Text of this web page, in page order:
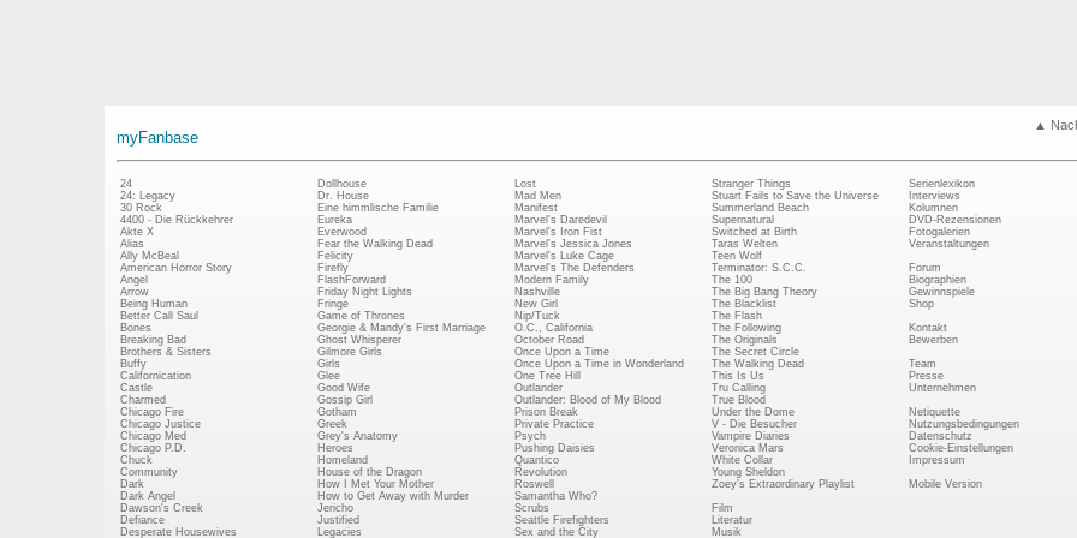
▲
myFanbase
24
24: Legacy
30 Rock
4400 - Die Rückkehrer
Akte X
Alias
Ally McBeal
American Horror Story
Angel
Arrow
Being Human
Better Call Saul
Bones
Breaking Bad
Brothers & Sisters
Buffy
Californication
Castle
Charmed
Chicago Fire
Chicago Justice
Chicago Med
Chicago P.D.
Chuck
Community
Dark
Dark Angel
Dawson's Creek
Defiance
Desperate Housewives
Dollhouse
Dr. House
Eine himmlische Familie
Eureka
Everwood
Fear the Walking Dead
Felicity
Firefly
FlashForward
Friday Night Lights
Fringe
Game of Thrones
Georgie & Mandy's First Marriage
Ghost Whisperer
Gilmore Girls
Girls
Glee
Good Wife
Gossip Girl
Gotham
Greek
Grey's Anatomy
Heroes
Homeland
House of the Dragon
How I Met Your Mother
How to Get Away with Murder
Jericho
Justified
Legacies
Lost
Mad Men
Manifest
Marvel's Daredevil
Marvel's Iron Fist
Marvel's Jessica Jones
Marvel's Luke Cage
Marvel's The Defenders
Modern Family
Nashville
New Girl
Nip/Tuck
O.C., California
October Road
Once Upon a Time
Once Upon a Time in Wonderland
One Tree Hill
Outlander
Outlander: Blood of My Blood
Prison Break
Private Practice
Psych
Pushing Daisies
Quantico
Revolution
Roswell
Samantha Who?
Scrubs
Seattle Firefighters
Sex and the City
Stranger Things
Stuart Fails to Save the Universe
Summerland Beach
Supernatural
Switched at Birth
Taras Welten
Teen Wolf
Terminator: S.C.C.
The 100
The Big Bang Theory
The Blacklist
The Flash
The Following
The Originals
The Secret Circle
The Walking Dead
This Is Us
Tru Calling
True Blood
Under the Dome
V - Die Besucher
Vampire Diaries
Veronica Mars
White Collar
Young Sheldon
Zoey's Extraordinary Playlist
Film
Literatur
Musik
Serienlexikon
Interviews
Kolumnen
DVD-Rezensionen
Fotogalerien
Veranstaltungen
Forum
Biographien
Gewinnspiele
Shop
Kontakt
Bewerben
Team
Presse
Unternehmen
Netiquette
Nutzungsbedingungen
Datenschutz
Cookie-Einstellungen
Impressum
Mobile Version